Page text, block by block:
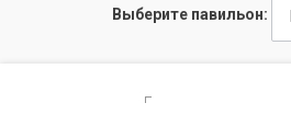
Выберите павильон: